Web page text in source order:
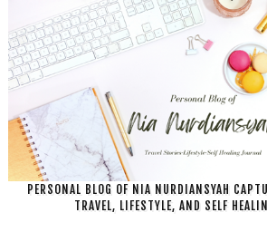
PERSONAL BLOG OF NIA NURDIANSYAH
TRAVEL, LIFESTYLE, AND SELF